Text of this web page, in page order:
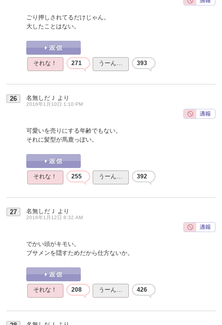
ごり押しされてるだけじゃん。
大したことはない。
それな！ 271 うーん… 393
26 名無しだＪ より
2016年1月10日 1:10 PM
可愛いを売りにする年齢でもない。
それに髪型が馬鹿っぽい。
それな！ 255 うーん… 392
27 名無しだＪ より
2016年1月12日 8:32 AM
でかい頭がキモい。
ブサメンを隠すためだから仕方ないか。
それな！ 208 うーん… 426